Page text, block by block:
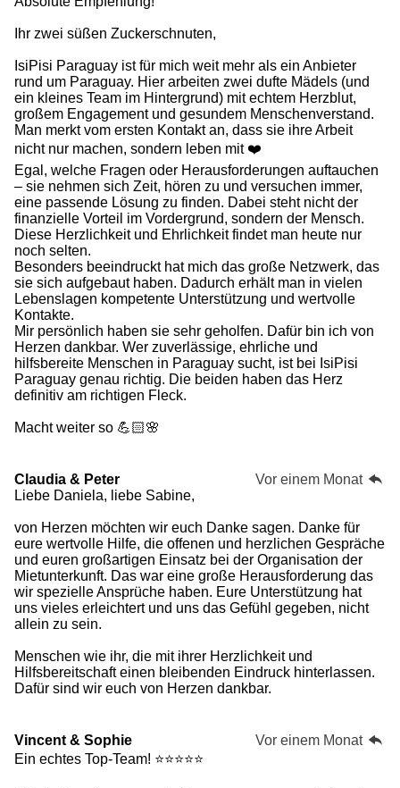
Ihr zwei süßen Zuckerschnuten,
IsiPisi Paraguay ist für mich weit mehr als ein Anbieter
rund um Paraguay. Hier arbeiten zwei dufte Mädels (und
ein kleines Team im Hintergrund) mit echtem Herzblut,
großem Engagement und gesundem Menschenverstand.
Man merkt vom ersten Kontakt an, dass sie ihre Arbeit
nicht nur machen, sondern leben mit ❤️
Egal, welche Fragen oder Herausforderungen auftauchen
– sie nehmen sich Zeit, hören zu und versuchen immer,
eine passende Lösung zu finden. Dabei steht nicht der
finanzielle Vorteil im Vordergrund, sondern der Mensch.
Diese Herzlichkeit und Ehrlichkeit findet man heute nur
noch selten.
Besonders beeindruckt hat mich das große Netzwerk, das
sie sich aufgebaut haben. Dadurch erhält man in vielen
Lebenslagen kompetente Unterstützung und wertvolle
Kontakte.
Mir persönlich haben sie sehr geholfen. Dafür bin ich von
Herzen dankbar. Wer zuverlässige, ehrliche und
hilfsbereite Menschen in Paraguay sucht, ist bei IsiPisi
Paraguay genau richtig. Die beiden haben das Herz
definitiv am richtigen Fleck.
Macht weiter so 💪🏻🌸
Claudia & Peter
Vor einem Monat
Liebe Daniela, liebe Sabine,
von Herzen möchten wir euch Danke sagen. Danke für
eure wertvolle Hilfe, die offenen und herzlichen Gespräche
und euren großartigen Einsatz bei der Organisation der
Mietunterkunft. Das war eine große Herausforderung das
wir spezielle Ansprüche haben. Eure Unterstützung hat
uns vieles erleichtert und uns das Gefühl gegeben, nicht
allein zu sein.
Menschen wie ihr, die mit ihrer Herzlichkeit und
Hilfsbereitschaft einen bleibenden Eindruck hinterlassen.
Dafür sind wir euch von Herzen dankbar.
Vincent & Sophie
Vor einem Monat
Ein echtes Top-Team! ⭐⭐⭐⭐⭐